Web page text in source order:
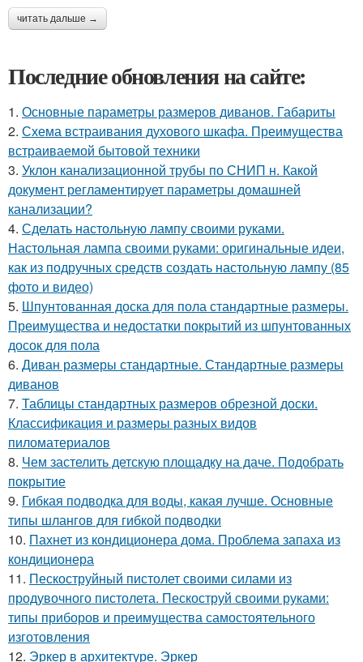
читать дальше →
Последние обновления на сайте:
1. Основные параметры размеров диванов. Габариты
2. Схема встраивания духового шкафа. Преимущества
встраиваемой бытовой техники
3. Уклон канализационной трубы по СНИП н. Какой
документ регламентирует параметры домашней
канализации?
4. Сделать настольную лампу своими руками.
Настольная лампа своими руками: оригинальные идеи,
как из подручных средств создать настольную лампу (85
фото и видео)
5. Шпунтованная доска для пола стандартные размеры.
Преимущества и недостатки покрытий из шпунтованных
досок для пола
6. Диван размеры стандартные. Стандартные размеры
диванов
7. Таблицы стандартных размеров обрезной доски.
Классификация и размеры разных видов
пиломатериалов
8. Чем застелить детскую площадку на даче. Подобрать
покрытие
9. Гибкая подводка для воды, какая лучше. Основные
типы шлангов для гибкой подводки
10. Пахнет из кондиционера дома. Проблема запаха из
кондиционера
11. Пескоструйный пистолет своими силами из
продувочного пистолета. Пескоструй своими руками:
типы приборов и преимущества самостоятельного
изготовления
12. Эркер в архитектуре. Эркер